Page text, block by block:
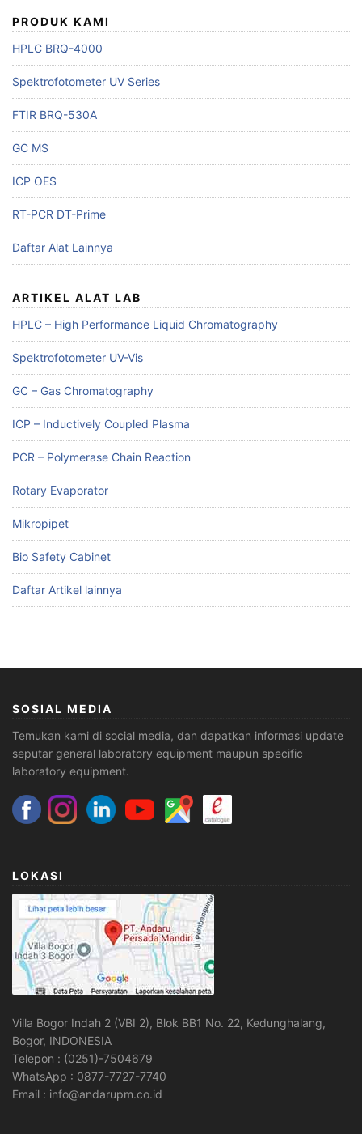
PRODUK KAMI
HPLC BRQ-4000
Spektrofotometer UV Series
FTIR BRQ-530A
GC MS
ICP OES
RT-PCR DT-Prime
Daftar Alat Lainnya
ARTIKEL ALAT LAB
HPLC – High Performance Liquid Chromatography
Spektrofotometer UV-Vis
GC – Gas Chromatography
ICP – Inductively Coupled Plasma
PCR – Polymerase Chain Reaction
Rotary Evaporator
Mikropipet
Bio Safety Cabinet
Daftar Artikel lainnya
SOSIAL MEDIA
Temukan kami di social media, dan dapatkan informasi update
seputar general laboratory equipment maupun specific
laboratory equipment.
LOKASI
Villa Bogor Indah 2 (VBI 2), Blok BB1 No. 22, Kedunghalang,
Bogor, INDONESIA
Telepon : (0251)-7504679
WhatsApp : 0877-7727-7740
Email : info@andarupm.co.id